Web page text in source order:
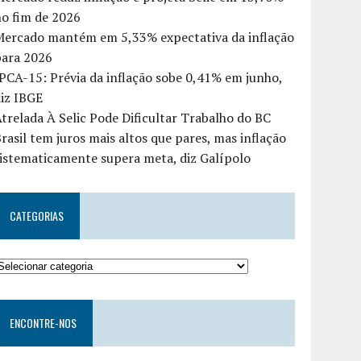
fim de 2026
mantém em 5,33% expectativa da inflação
2026
15: Prévia da inflação sobe 0,41% em junho,
IBGE
À Selic Pode Dificultar Trabalho do BC
tem juros mais altos que pares, mas inflação
supera meta, diz Galípolo
CATEGORIAS
ENCONTRE-NOS